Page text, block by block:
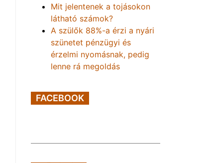
Mit jelentenek a tojásokon
látható számok?
A szülők 88%-a érzi a nyári
szünetet pénzügyi és
érzelmi nyomásnak, pedig
lenne rá megoldás
FACEBOOK